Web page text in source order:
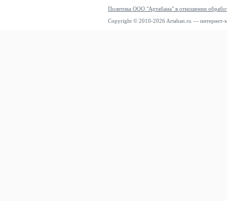
Политика ООО "Артабана" в отношении
Copyright © 2010-2026 Artaban.ru — интернет-